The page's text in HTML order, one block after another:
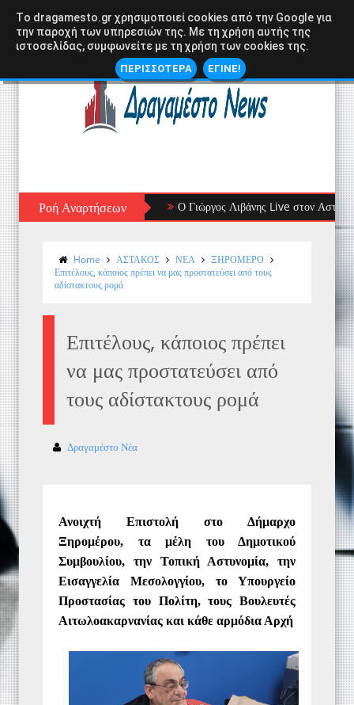
Ροή Αναρτήσεων Ο Γιώργος Λιβάνης Live στον Αστακό:
Home ΑΣΤΑΚΟΣ ΝΕΑ
ΞΗΡΟΜΕΡΟ
Επιτέλους, κάποιος πρέπει να μας προστατεύσει από τους
αδίστακτους ρομά
Επιτέλους, κάποιος πρέπει
να μας προστατεύσει από
τους αδίστακτους ρομά
Δραγαμέστο Νέα
Ανοιχτή Επιστολή στο Δήμαρχο
Ξηρομέρου, τα μέλη του Δημοτικού
Συμβουλίου, την Τοπική Αστυνομία, την
Εισαγγελία Μεσολογγίου, το Υπουργείο
Προστασίας του Πολίτη, τους Βουλευτές
Αιτωλοακαρνανίας και κάθε αρμόδια Αρχή
Tο dragamesto.gr χρησιμοποιεί cookies από την Google για
την παροχή των υπηρεσιών της. Με τη χρήση αυτής της
ιστοσελίδας, συμφωνείτε με τη χρήση των cookies της.
ΠΕΡΙΣΣΟΤΕΡΑ ΕΓΙΝΕ!